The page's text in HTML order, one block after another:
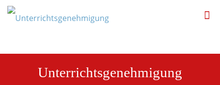
Unterrichtsgenehmigung